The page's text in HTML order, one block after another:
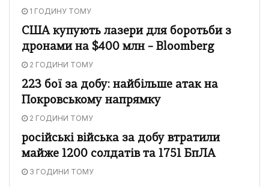
1 ГОДИНУ ТОМУ
США купують лазери для боротьби з
дронами на $400 млн – Bloomberg
2 ГОДИНИ ТОМУ
223 бої за добу: найбільше атак на
Покровському напрямку
2 ГОДИНИ ТОМУ
російські війська за добу втратили
майже 1200 солдатів та 1751 БпЛА
3 ГОДИНИ ТОМУ